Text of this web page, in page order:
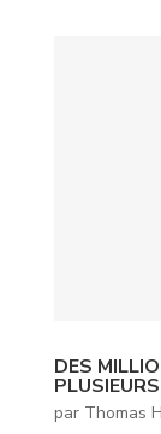
DES
par Thomas